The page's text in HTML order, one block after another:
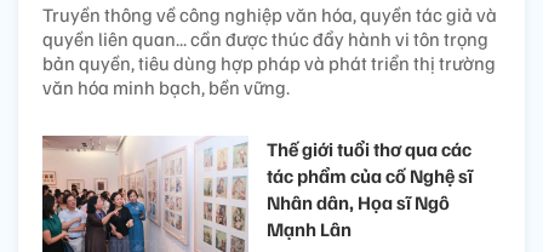
Truyền thông về công nghiệp văn hóa, quyền tác giả và
quyền liên quan... cần được thúc đẩy hành vi tôn trọng
bản quyền, tiêu dùng hợp pháp và phát triển thị trường
văn hóa minh bạch, bền vững.
Thế giới tuổi thơ qua các
tác phẩm của cố Nghệ sĩ
Nhân dân, Họa sĩ Ngô
Mạnh Lân